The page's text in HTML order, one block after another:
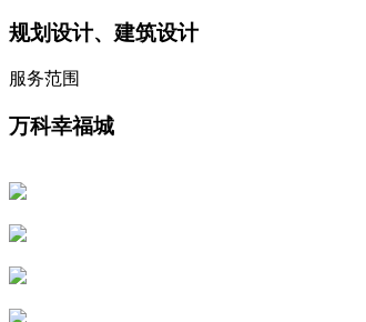
规划设计、建筑设计
服务范围
万科幸福城